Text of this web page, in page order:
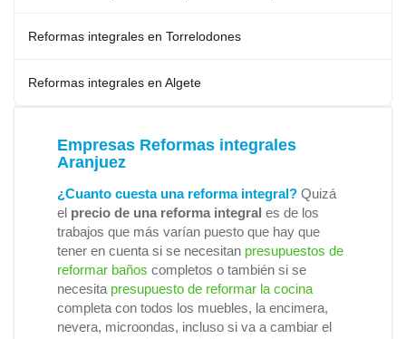
Reformas integrales en Torrelodones
Reformas integrales en Algete
Empresas Reformas integrales
Aranjuez
¿Cuanto cuesta una reforma integral? Quizá
el precio de una reforma integral es de los
trabajos que más varían puesto que hay que
tener en cuenta si se necesitan presupuestos de
reformar baños completos o también si se
necesita presupuesto de reformar la cocina
completa con todos los muebles, la encimera,
nevera, microondas, incluso si va a cambiar el